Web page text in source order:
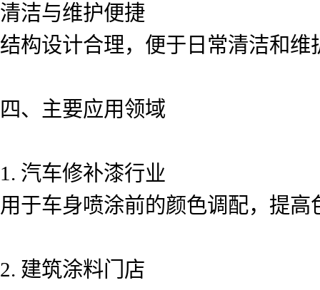
清洁与维护便捷
结构设计合理，便于日常清洁和维
四、主要应用领域
1. 汽车修补漆行业
用于车身喷涂前的颜色调配，提高
2. 建筑涂料门店